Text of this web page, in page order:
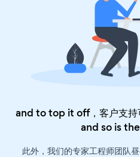
and to top it off，客户支
and so is the
此外，我们的专家工程师团队